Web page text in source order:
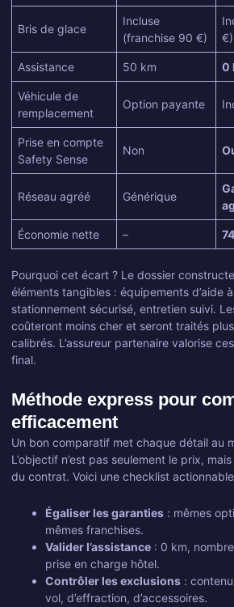
Bris de glace
Incluse
(franchise 90 €)
€)
Assistance 50 km 0
Véhicule de
remplacement
Option payante
Prise en compte
Safety Sense
Non
Réseau agréé Générique
Économie nette –
Pourquoi cet écart ? Le dossier
éléments tangibles : équipements d’aide
stationnement sécurisé, entretien suivi.
coûteront moins cher et seront traités
calibrés. L’assureur partenaire valorise
final.
Méthode express pour
efficacement
Un bon comparatif met chaque détail au
L’objectif n’est pas seulement le prix,
du contrat. Voici une checklist
Égaliser les garanties : mêmes
mêmes franchises.
Valider l’assistance : 0 km,
prise en charge hôtel.
Contrôler les exclusions :
vol, d’effraction, d’accessoires.